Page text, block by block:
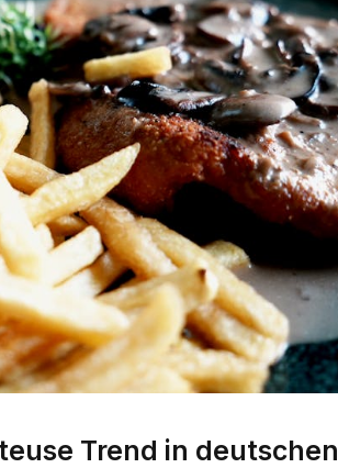
Trend in deutschen